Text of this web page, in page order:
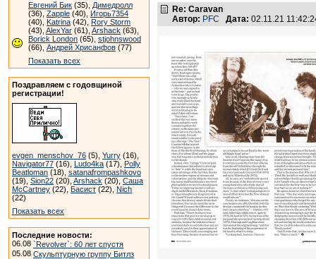
Евгений Бик (35), Димедролл
(36), Zapple (40), Игорь7354
(40), Katrina (42), Rory Storm
(43), AlexYar (61), Arshack (63),
Borick London (65), stjohnswood
(66), Андрей Хрисанфов (77)
Показать всех
Поздравляем с годовщиной
регистрации!
evgen_menschov_76 (5), Yurry (16),
Navigator77 (16), Ludo4ka (17), Polly
Beatloman (18), satanafrompashkovo
(19), Sion22 (20), Arshack (20), Саша
McCartney (22), Басист (22), Nich
(22)
Показать всех
Последние новости:
06.08 `Revolver`: 60 лет спустя
05.08 Скульптурную группу Битлз
Re: Caravan
Автор: PFC Дата: 02.11.21